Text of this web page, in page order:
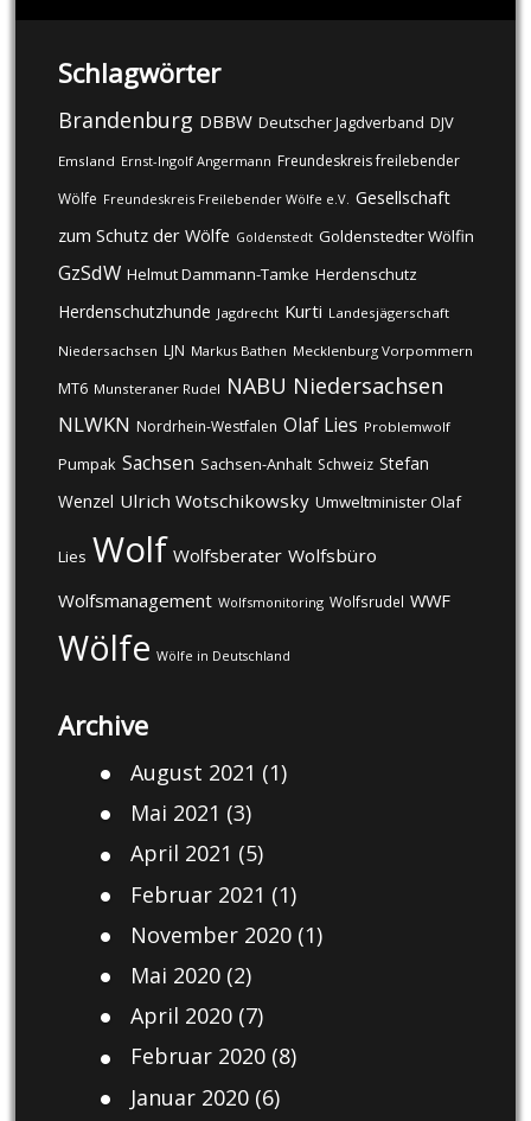
Schlagwörter
Brandenburg DBBW Deutscher Jagdverband DJV
Emsland Ernst-Ingolf Angermann Freundeskreis freilebender
Wölfe Freundeskreis Freilebender Wölfe e.V. Gesellschaft
zum Schutz der Wölfe Goldenstedt Goldenstedter Wölfin
GzSdW Helmut Dammann-Tamke Herdenschutz
Herdenschutzhunde Jagdrecht Kurti Landesjägerschaft
Niedersachsen LJN Markus Bathen Mecklenburg Vorpommern
MT6 Munsteraner Rudel NABU Niedersachsen
NLWKN Nordrhein-Westfalen Olaf Lies Problemwolf
Pumpak Sachsen Sachsen-Anhalt Schweiz Stefan
Wenzel Ulrich Wotschikowsky Umweltminister Olaf
Lies Wolf Wolfsberater Wolfsbüro
Wolfsmanagement Wolfsmonitoring Wolfsrudel WWF
Wölfe Wölfe in Deutschland
Archive
August 2021 (1)
Mai 2021 (3)
April 2021 (5)
Februar 2021 (1)
November 2020(1)
Mai 2020(2)
April 2020(7)
Februar 2020(8)
Januar 2020(6)